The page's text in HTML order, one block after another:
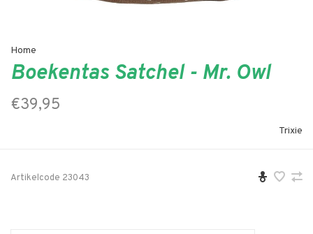
Home
Boekentas Satchel - Mr. Owl
€39,95
Trixie
Artikelcode 23043